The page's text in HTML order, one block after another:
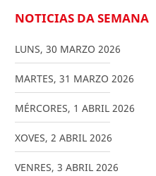
NOTICIAS DA SEMANA
LUNS, 30 MARZO 2026
MARTES, 31 MARZO 2026
MÉRCORES, 1 ABRIL 2026
XOVES, 2 ABRIL 2026
VENRES, 3 ABRIL 2026